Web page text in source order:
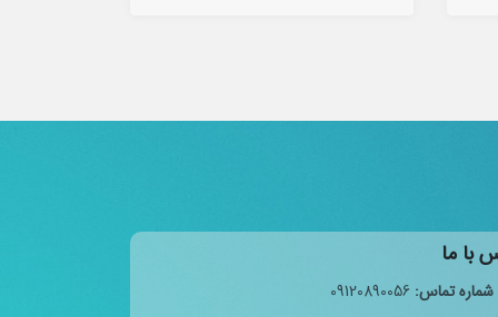
با ما
شماره تماس: 09120890056